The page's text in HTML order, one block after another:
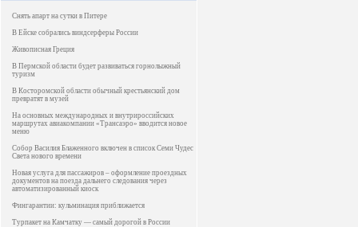
Снять апарт на сутки в Питере
В Ейске собрались виндсерферы России
Живописная Греция
В Пермской области будет развиваться горнолыжный
туризм
В Косторомской области обычный крестьянский дом
превратят в музей
На основных международных и внутрироссийских
маршрутах авиакомпании «Трансаэро» вводится новое
меню
Собор Василия Блаженного включен в список Семи Чудес
Света нового времени
Новая услуга для пассажиров – оформление проездных
документов на поезда дальнего следования через
автоматизированный киоск
Фингарантии: кульминация приближается
Турпакет на Камчатку — самый дорогой в России